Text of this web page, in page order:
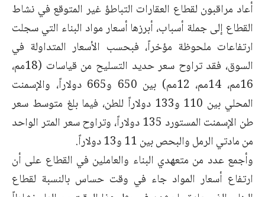
أعاد مراقبون لقطاع العقارات التباطؤ غير المتوقع في نشاط
القطاع إلى جملة أسباب، أبرزها أسعار مواد البناء التي سجلت
ارتفاعات ملحوظة مؤخراً، فبحسب الأسعار المتداولة في
السوق، فقد تراوح سعر حديد التسليح من قياسات (18مم،
16مم، 14مم، 12مم) بين 650 و665 دولاراً، والإسمنت
المحلي بين 110 و133 دولاراً للطن، فيما بلغ متوسط سعر
طن الإسمنت المستورد 135 دولاراً، وتراوح سعر المتر الواحد
من مادتي الرمل والبحص بين 11 و13 دولاراً.
وأجمع عدد من متعهدي البناء والعاملين في القطاع على أن
ارتفاع أسعار المواد جاء في وقت حساس بالنسبة لقطاع